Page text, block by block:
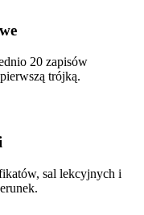
20 zapisów
trójką.
sal lekcyjnych i